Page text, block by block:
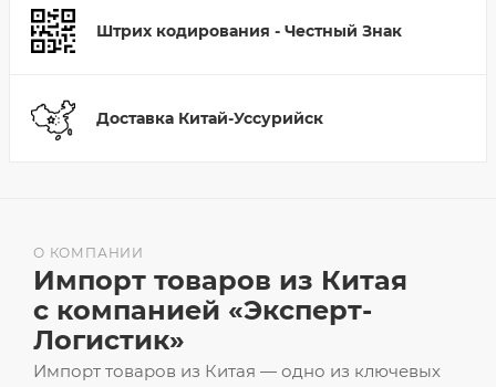
Штрих кодирования - Честный Знак
Доставка Китай-Уссурийск
Импорт товаров из Китая — одно из ключевых
О КОМПАНИИ
Импорт товаров из Китая
с компанией «Эксперт-
Логистик»